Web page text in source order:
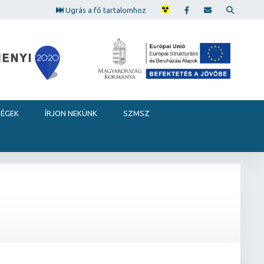
Ugrás a fő tartalomhoz
ÍRJON NEKÜNK SZMSZ